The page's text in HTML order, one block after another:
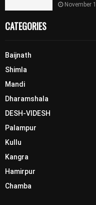
November
CATEGORIES
Baijnath
Shimla
Mandi
Dharamshala
DESH-VIDESH
Palampur
Kullu
Kangra
Hamirpur
Chamba